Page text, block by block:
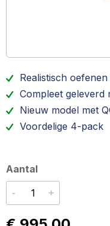
Realistisch
Compleet geleverd
Nieuw model met
Voordelige 4-pack
Aantal
- +